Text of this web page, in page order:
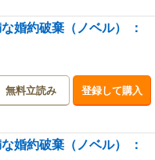
婚約破棄（ノベル） ：
無料立読み 登録して購入
婚約破棄（ノベル） ：